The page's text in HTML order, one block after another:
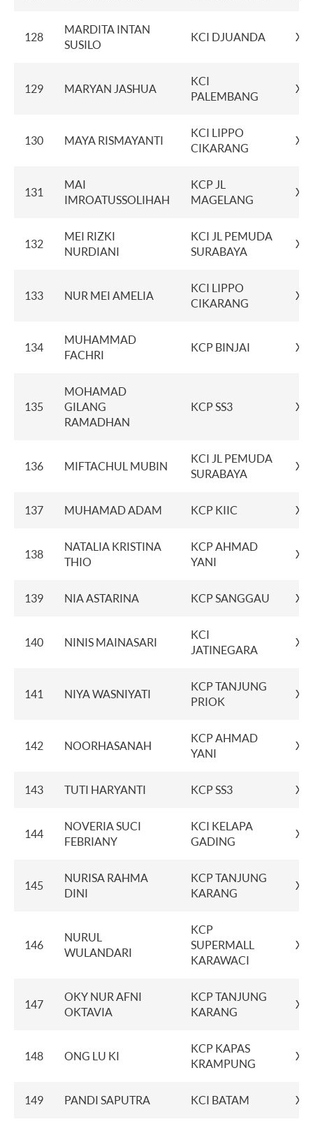
128
MARDITA INTAN
SUSILO
KCI DJUANDA
129 MARYAN JASHUA
KCI
PALEMBANG
130 MAYA RISMAYANTI
KCI LIPPO
CIKARANG
131
MAI
IMROATUSSOLIHAH
KCP JL
MAGELANG
132
MEI RIZKI
NURDIANI
KCI JL PEMUDA
SURABAYA
133 NUR MEI AMELIA
KCI LIPPO
CIKARANG
134
MUHAMMAD
FACHRI
KCP BINJAI
135
MOHAMAD
GILANG
RAMADHAN
KCP SS3
136 MIFTACHUL MUBIN
KCI JL PEMUDA
SURABAYA
137 MUHAMAD ADAM KCP KIIC
138
NATALIA KRISTINA
THIO
KCP AHMAD
YANI
139 NIA ASTARINA KCP SANGGAU
140 NINIS MAINASARI
KCI
JATINEGARA
141 NIYA WASNIYATI
KCP TANJUNG
PRIOK
142 NOORHASANAH
KCP AHMAD
YANI
143 TUTI HARYANTI KCP SS3
144
NOVERIA SUCI
FEBRIANY
KCI KELAPA
GADING
145
NURISA RAHMA
DINI
KCP TANJUNG
KARANG
146
NURUL
WULANDARI
KCP
SUPERMALL
KARAWACI
147
OKY NUR AFNI
OKTAVIA
KCP TANJUNG
KARANG
148 ONG LU KI
KCP KAPAS
KRAMPUNG
149 PANDI SAPUTRA KCI BATAM